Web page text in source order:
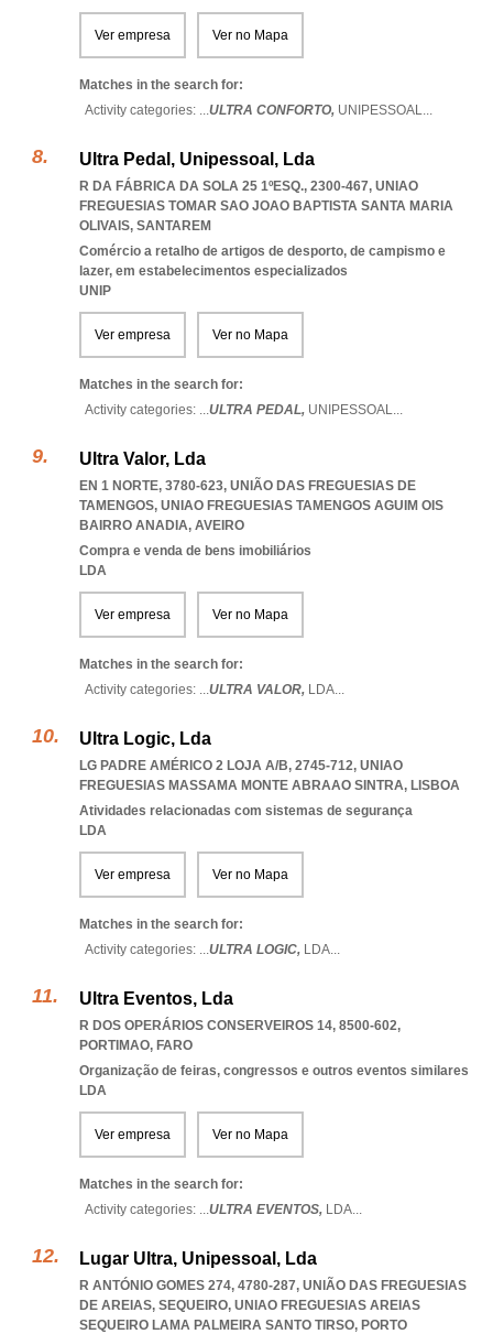
Ver empresa Ver no Mapa
Matches in the search for:
Activity categories: ...ULTRA CONFORTO, UNIPESSOAL...
Ultra Pedal, Unipessoal, Lda
R DA FÁBRICA DA SOLA 25 1ºESQ., 2300-467, UNIAO
FREGUESIAS TOMAR SAO JOAO BAPTISTA SANTA MARIA
OLIVAIS, SANTAREM
Comércio a retalho de artigos de desporto, de campismo e
lazer, em estabelecimentos especializados
UNIP
Ver empresa Ver no Mapa
Matches in the search for:
Activity categories: ...ULTRA PEDAL, UNIPESSOAL...
Ultra Valor, Lda
EN 1 NORTE, 3780-623, UNIÃO DAS FREGUESIAS DE
TAMENGOS, UNIAO FREGUESIAS TAMENGOS AGUIM OIS
BAIRRO ANADIA, AVEIRO
Compra e venda de bens imobiliários
LDA
Ver empresa Ver no Mapa
Matches in the search for:
Activity categories: ...ULTRA VALOR, LDA...
Ultra Logic, Lda
LG PADRE AMÉRICO 2 LOJA A/B, 2745-712, UNIAO
FREGUESIAS MASSAMA MONTE ABRAAO SINTRA, LISBOA
Atividades relacionadas com sistemas de segurança
LDA
Ver empresa Ver no Mapa
Matches in the search for:
Activity categories: ...ULTRA LOGIC, LDA...
Ultra Eventos, Lda
R DOS OPERÁRIOS CONSERVEIROS 14, 8500-602,
PORTIMAO, FARO
Organização de feiras, congressos e outros eventos similares
LDA
Ver empresa Ver no Mapa
Matches in the search for:
Activity categories: ...ULTRA EVENTOS, LDA...
Lugar Ultra, Unipessoal, Lda
R ANTÓNIO GOMES 274, 4780-287, UNIÃO DAS FREGUESIAS
DE AREIAS, SEQUEIRO, UNIAO FREGUESIAS AREIAS
SEQUEIRO LAMA PALMEIRA SANTO TIRSO, PORTO